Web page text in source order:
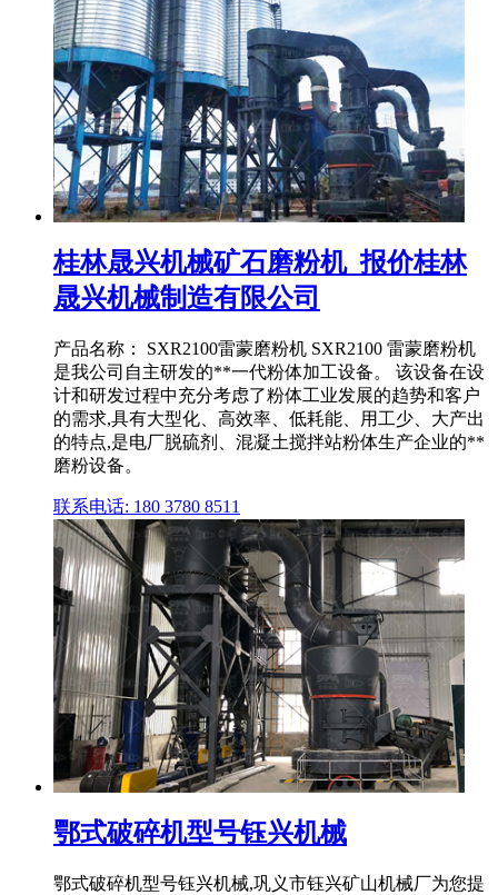
桂林晟兴机械矿石磨粉机_报价桂林
晟兴机械制造有限公司
产品名称： SXR2100雷蒙磨粉机 SXR2100 雷蒙磨粉机
是我公司自主研发的**一代粉体加工设备。 该设备在设
计和研发过程中充分考虑了粉体工业发展的趋势和客户
的需求,具有大型化、高效率、低耗能、用工少、大产出
的特点,是电厂脱硫剂、混凝土搅拌站粉体生产企业的**
磨粉设备。
联系电话: 180 3780 8511
鄂式破碎机型号钰兴机械
鄂式破碎机型号钰兴机械,巩义市钰兴矿山机械厂为您提